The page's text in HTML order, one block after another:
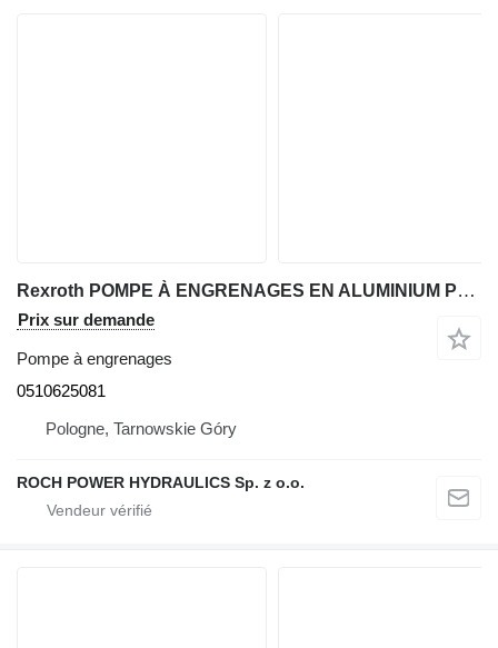
Rexroth POMPE À ENGRENAGES EN ALUMINIUM POUR A8VO160 MNR : 0510625081 pour excavateur
Prix sur demande
Pompe à engrenages
0510625081
Pologne, Tarnowskie Góry
ROCH POWER HYDRAULICS Sp. z o.o.